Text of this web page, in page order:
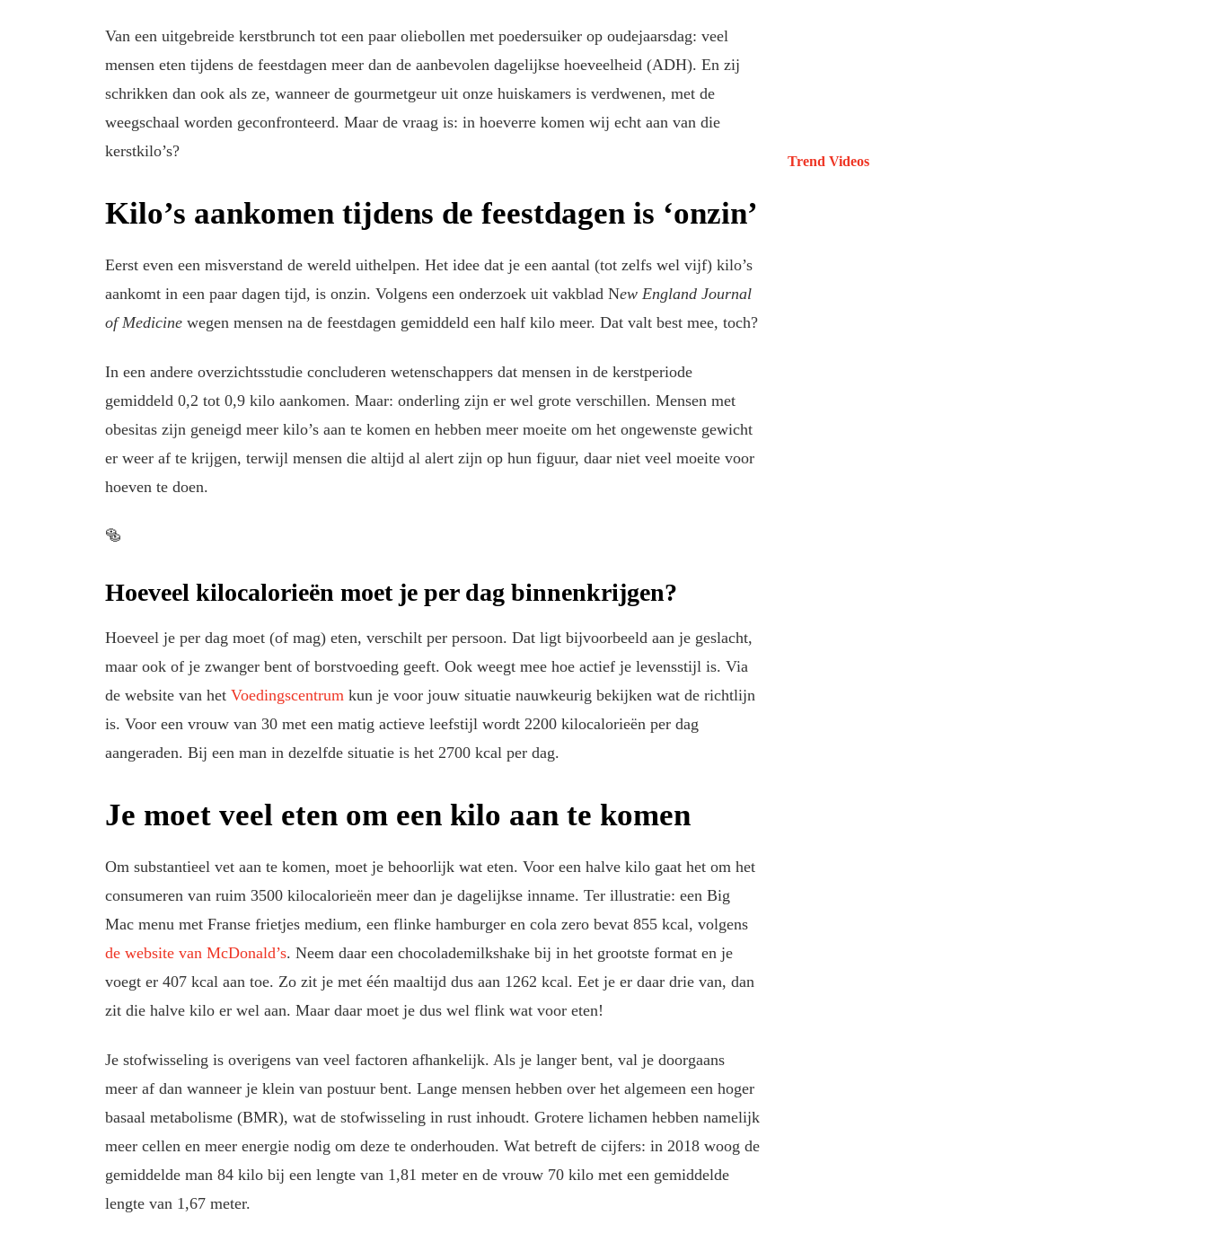
Van een uitgebreide kerstbrunch tot een paar oliebollen met poedersuiker op oudejaarsdag: veel
mensen eten tijdens de feestdagen meer dan de aanbevolen dagelijkse hoeveelheid (ADH). En zij
schrikken dan ook als ze, wanneer de gourmetgeur uit onze huiskamers is verdwenen, met de
weegschaal worden geconfronteerd. Maar de vraag is: in hoeverre komen wij echt aan van die
kerstkilo’s?
Kilo’s aankomen tijdens de feestdagen is ‘onzin’
Eerst even een misverstand de wereld uithelpen. Het idee dat je een aantal (tot zelfs wel vijf) kilo’s
aankomt in een paar dagen tijd, is onzin. Volgens een onderzoek uit vakblad New England Journal
of Medicinewegen mensen na de feestdagen gemiddeld een half kilo meer. Dat valt best mee, toch?
In een andere overzichtsstudie concluderen wetenschappers dat mensen in de kerstperiode
gemiddeld 0,2 tot 0,9 kilo aankomen. Maar: onderling zijn er wel grote verschillen. Mensen met
obesitas zijn geneigd meer kilo’s aan te komen en hebben meer moeite om het ongewenste gewicht
er weer af te krijgen, terwijl mensen die altijd al alert zijn op hun figuur, daar niet veel moeite voor
hoeven te doen.
🥯
Hoeveel kilocalorieën moet je per dag binnenkrijgen?
Hoeveel je per dag moet (of mag) eten, verschilt per persoon. Dat ligt bijvoorbeeld aan je geslacht,
maar ook of je zwanger bent of borstvoeding geeft. Ook weegt mee hoe actief je levensstijl is. Via
de website van het Voedingscentrum kun je voor jouw situatie nauwkeurig bekijken wat de richtlijn
is. Voor een vrouw van 30 met een matig actieve leefstijl wordt 2200 kilocalorieën per dag
aangeraden. Bij een man in dezelfde situatie is het 2700 kcal per dag.
Je moet veel eten om een kilo aan te komen
Om substantieel vet aan te komen, moet je behoorlijk wat eten. Voor een halve kilo gaat het om het
consumeren van ruim 3500 kilocalorieën meer dan je dagelijkse inname. Ter illustratie: een Big
Mac menu met Franse frietjes medium, een flinke hamburger en cola zero bevat 855 kcal, volgens
de website van McDonald’s. Neem daar een chocolademilkshake bij in het grootste format en je
voegt er 407 kcal aan toe. Zo zit je met één maaltijd dus aan 1262 kcal. Eet je er daar drie van, dan
zit die halve kilo er wel aan. Maar daar moet je dus wel flink wat voor eten!
Je stofwisseling is overigens van veel factoren afhankelijk. Als je langer bent, val je doorgaans
meer af dan wanneer je klein van postuur bent. Lange mensen hebben over het algemeen een hoger
basaal metabolisme (BMR), wat de stofwisseling in rust inhoudt. Grotere lichamen hebben namelijk
meer cellen en meer energie nodig om deze te onderhouden. Wat betreft de cijfers: in 2018 woog de
gemiddelde man 84 kilo bij een lengte van 1,81 meter en de vrouw 70 kilo met een gemiddelde
lengte van 1,67 meter.
Trend Videos